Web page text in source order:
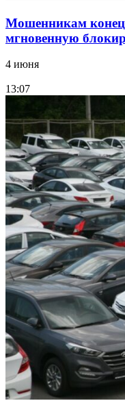
Мошенникам
мгновенную
4 июня
13:07